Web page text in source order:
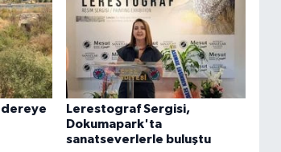
Lerestograf Sergisi,
Dokumapark'ta
sanatseverlerle buluştu